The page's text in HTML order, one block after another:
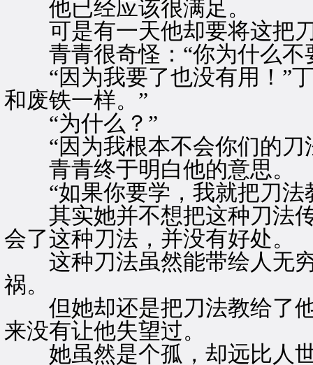
他已经应该很满足。
可是有一天他却要将这把
青青很奇怪：“你为什么不
“因为我要了也没有用！”丁
和废铁一样。”
“为什么？”
“因为我根本不会你们的刀
青青终于明白他的意思。
“如果你要学，我就把刀法
其实她并不想把这种刀法传
会了这种刀法，并没有好处。
这种刀法虽然能带绘人无穷
祸。
但她却还是把刀法教给了他
来没有让他失望过。
她虽然是个孤，却远比人世